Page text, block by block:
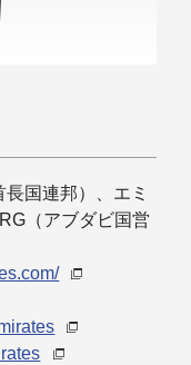
国連邦）、エミ
（アブダビ国営